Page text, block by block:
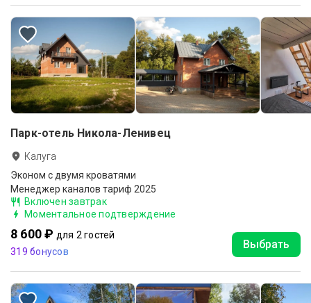
Парк-отель Никола-Ленивец
Калуга
Эконом с двумя кроватями
Менеджер каналов тариф 2025
Включен завтрак
Моментальное подтверждение
8 600 ₽ для 2 гостей
319 бонусов
Выбрать